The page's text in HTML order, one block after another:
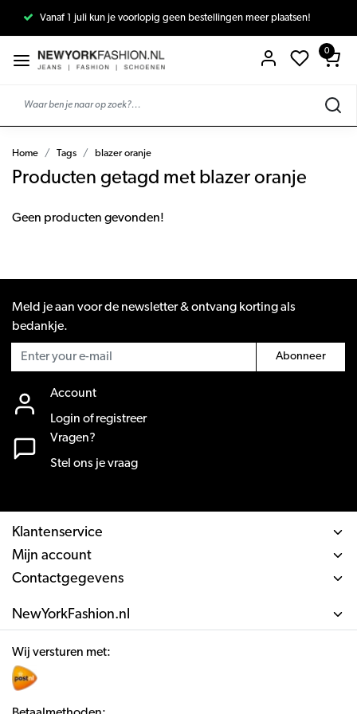
Vanaf 1 juli kun je voorlopig geen bestellingen meer plaatsen!
0
Home Tags blazer oranje
Producten getagd met blazer oranje
Geen producten gevonden!
Meld je aan voor de newsletter & ontvang korting als
bedankje.
Abonneer
Account
Login of registreer
Vragen?
Stel ons je vraag
Klantenservice
Mijn account
Contactgegevens
NewYorkFashion.nl
Wij versturen met: